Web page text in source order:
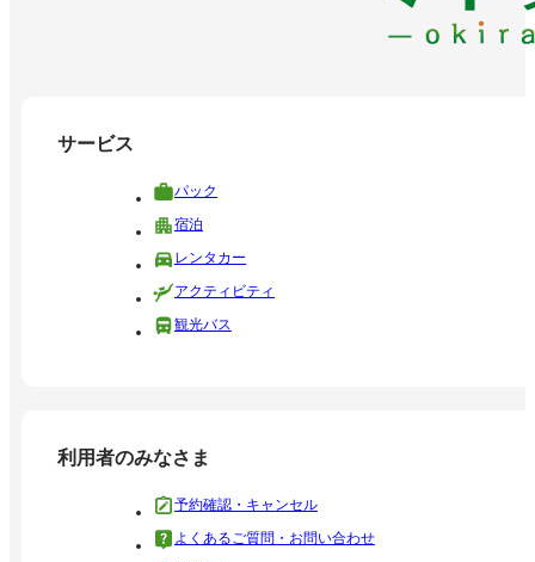
サービス
パック
宿泊
レンタカー
アクティビティ
観光バス
利用者のみなさま
予約確認・キャンセル
よくあるご質問・お問い合わせ